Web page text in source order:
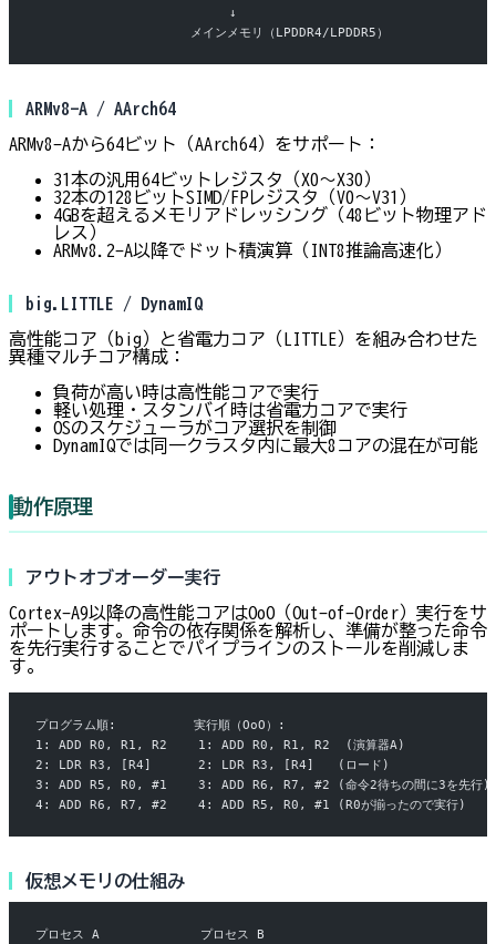
                         ↓
                    メインメモリ（LPDDR4/LPDDR5）
ARMv8-A / AArch64
ARMv8-Aから64ビット（AArch64）をサポート：
31本の汎用64ビットレジスタ（X0〜X30）
32本の128ビットSIMD/FPレジスタ（V0〜V31）
4GBを超えるメモリアドレッシング（48ビット物理アド
レス）
ARMv8.2-A以降でドット積演算（INT8推論高速化）
big.LITTLE / DynamIQ
高性能コア（big）と省電力コア（LITTLE）を組み合わせた
異種マルチコア構成：
負荷が高い時は高性能コアで実行
軽い処理・スタンバイ時は省電力コアで実行
OSのスケジューラがコア選択を制御
DynamIQでは同一クラスタ内に最大8コアの混在が可能
動作原理
アウトオブオーダー実行
Cortex-A9以降の高性能コアはOoO（Out-of-Order）実行をサ
ポートします。命令の依存関係を解析し、準備が整った命令
を先行実行することでパイプラインのストールを削減しま
す。
プログラム順:          実行順（OoO）:
1: ADD R0, R1, R2    1: ADD R0, R1, R2  (演算器A)
2: LDR R3, [R4]      2: LDR R3, [R4]   (ロード)
3: ADD R5, R0, #1    3: ADD R6, R7, #2 (命令2待ちの間に3を先行)
4: ADD R6, R7, #2    4: ADD R5, R0, #1 (R0が揃ったので実行)
仮想メモリの仕組み
プロセス A             プロセス B